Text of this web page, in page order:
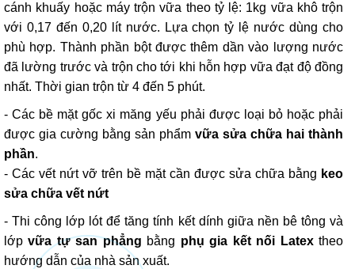
cánh khuấy hoặc máy trộn vữa theo tỷ lệ: 1kg vữa khô trộn
với 0,17 đến 0,20 lít nước. Lựa chọn tỷ lệ nước dùng cho
phù hợp. Thành phần bột được thêm dần vào lượng nước
đã lường trước và trộn cho tới khi hỗn hợp vữa đạt độ đồng
nhất. Thời gian trộn từ 4 đến 5 phút.
- Các bề mặt gốc xi măng yếu phải được loại bỏ hoặc phải
được gia cường bằng sản phẩm vữa sửa chữa hai thành
phần.
- Các vết nứt vỡ trên bề mặt cần được sửa chữa bằng keo
sửa chữa vết nứt
- Thi công lớp lót để tăng tính kết dính giữa nền bê tông và
lớpvữa tự san phẳng bằng phụ gia kết nối Latextheo
hướng dẫn của nhà sản xuất.